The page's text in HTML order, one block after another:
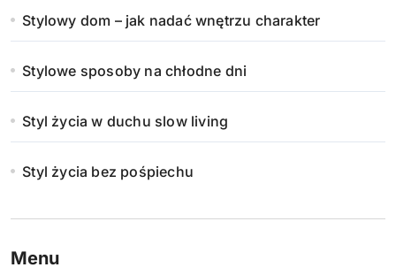
Stylowy dom – jak nadać wnętrzu charakter
Stylowe sposoby na chłodne dni
Styl życia w duchu slow living
Styl życia bez pośpiechu
Menu